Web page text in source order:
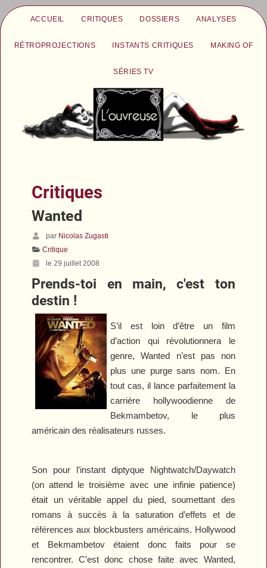
ACCUEIL CRITIQUES DOSSIERS ANALYSES
RÉTROPROJECTIONS INSTANTS CRITIQUES MAKING OF
SÉRIES TV
Critiques
Wanted
par Nicolas Zugasti
Critique
le 29 juillet 2008
Prends-toi en main, c'est ton
destin !
S’il est loin d’être un film
d’action qui révolutionnera le
genre,Wanted n’est pas non
plus une purge sans nom. En
tout cas, il lance parfaitement la
carrière hollywoodienne de
Bekmambetov, le plus
américain des réalisateurs russes.
Son pour l’instant diptyque Nightwatch/Daywatch
(on attend le troisième avec une infinie patience)
était un véritable appel du pied, soumettant des
romans à succès à la saturation d’effets et de
références aux blockbusters américains. Hollywood
et Bekmambetov étaient donc faits pour se
rencontrer. C’est donc chose faite avec Wanted,